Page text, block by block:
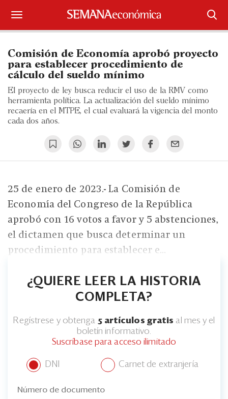
Iniciar sesión
Portada
¿Qué está pasando?
Legal y Política
Blogs
Ranking CEO
Edición Impresa
Comisión de Economía aprobó proyecto
para establecer procedimiento de
cálculo del sueldo mínimo
El proyecto de ley busca reducir el uso de la RMV como
herramienta política. La actualización del sueldo mínimo
recaería en el MTPE, el cual evaluará la vigencia del monto
cada dos años.
25 de enero de 2023.- La Comisión de
Economía del Congreso de la República
aprobó con 16 votos a favor y 5 abstenciones,
el dictamen que busca determinar un
procedimiento para establecer e...
¿QUIERE LEER LA HISTORIA
COMPLETA?
Regístrese y obtenga 5 artículos gratis al mes y el
boletín informativo.
Suscríbase para acceso ilimitado
DNI Carnet de extranjería